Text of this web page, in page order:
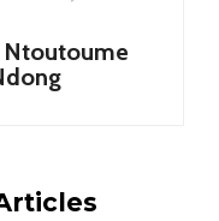
Ntoutoume